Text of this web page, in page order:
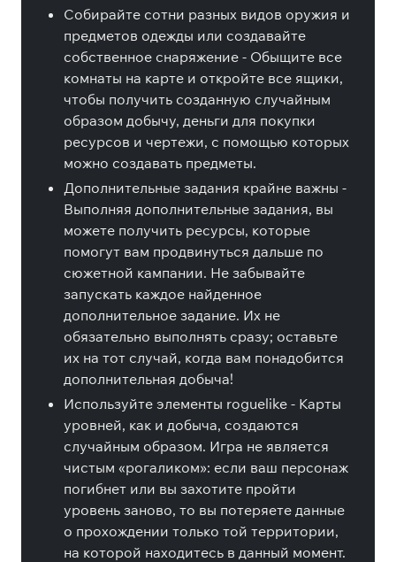
Собирайте сотни разных видов оружия и
предметов одежды или создавайте
собственное снаряжение - Обыщите все
комнаты на карте и откройте все ящики,
чтобы получить созданную случайным
образом добычу, деньги для покупки
ресурсов и чертежи, с помощью которых
можно создавать предметы.
Дополнительные задания крайне важны -
Выполняя дополнительные задания, вы
можете получить ресурсы, которые
помогут вам продвинуться дальше по
сюжетной кампании. Не забывайте
запускать каждое найденное
дополнительное задание. Их не
обязательно выполнять сразу; оставьте
их на тот случай, когда вам понадобится
дополнительная добыча!
Используйте элементы roguelike - Карты
уровней, как и добыча, создаются
случайным образом. Игра не является
чистым «рогаликом»: если ваш персонаж
погибнет или вы захотите пройти
уровень заново, то вы потеряете данные
о прохождении только той территории,
на которой находитесь в данный момент.